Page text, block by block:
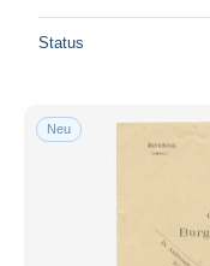
Status
Neu